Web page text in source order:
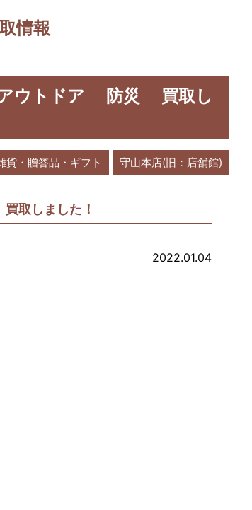
情報
アウトドア 防災 買取し
貨・贈答品・ギフト 守山本店(旧：店舗館)
取しました！
2022.01.04